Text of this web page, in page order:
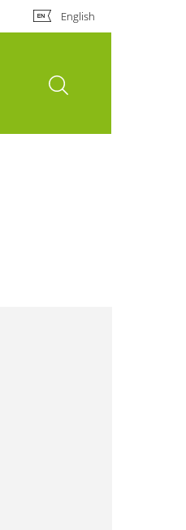
English
Suche öffnen